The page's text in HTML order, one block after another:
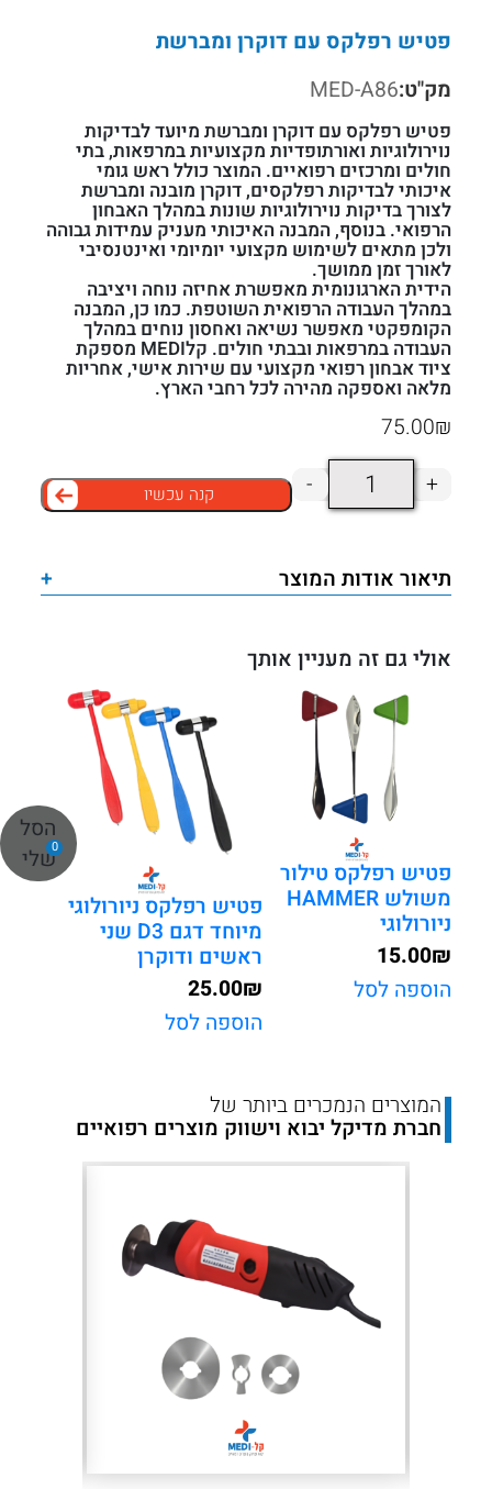
0
הסל
שלי
פטיש רפלקס עם דוקרן ומברשת
מק"ט:MED-A86
פטיש רפלקס עם דוקרן ומברשת מיועד לבדיקות
נוירולוגיות ואורתופדיות מקצועיות במרפאות, בתי
חולים ומרכזים רפואיים. המוצר כולל ראש גומי
איכותי לבדיקות רפלקסים, דוקרן מובנה ומברשת
לצורך בדיקות נוירולוגיות שונות במהלך האבחון
הרפואי. בנוסף, המבנה האיכותי מעניק עמידות גבוהה
ולכן מתאים לשימוש מקצועי יומיומי ואינטנסיבי
לאורך זמן ממושך.
הידית הארגונומית מאפשרת אחיזה נוחה ויציבה
במהלך העבודה הרפואית השוטפת. כמו כן, המבנה
הקומפקטי מאפשר נשיאה ואחסון נוחים במהלך
העבודה במרפאות ובבתי חולים. קלMEDI מספקת
ציוד אבחון רפואי מקצועי עם שירות אישי, אחריות
מלאה ואספקה מהירה לכל רחבי הארץ.
₪
75.00
+ כמות
של
רפלקס
עם
ומברשת
- קנה עכשיו
תיאור אודות המוצר +
אולי גם זה מעניין אותך
פטיש רפלקס טילור
משולש HAMMER
ניורולוגי
₪
15.00
הוספה לסל
פטיש רפלקס ניורולוגי
מיוחד דגם D3 שני
ראשים ודוקרן
₪
25.00
הוספה לסל
המוצרים הנמכרים ביותר של
חברת מדיקל יבוא וישווק מוצרים רפואיים
Previous